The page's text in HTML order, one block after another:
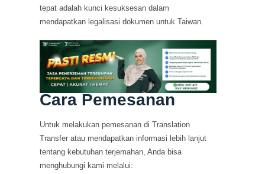
tepat adalah kunci kesuksesan dalam
mendapatkan legalisasi dokumen untuk Taiwan.
Cara Pemesanan
Untuk melakukan pemesanan di Translation
Transfer atau mendapatkan informasi lebih lanjut
tentang kebutuhan terjemahan, Anda bisa
menghubungi kami melalui: